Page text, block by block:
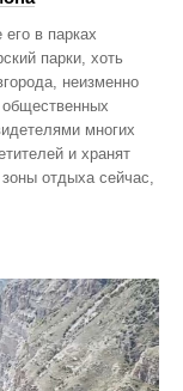
в парках
парки, хоть
неизменно
общественных
многих
и хранят
отдыха сейчас,